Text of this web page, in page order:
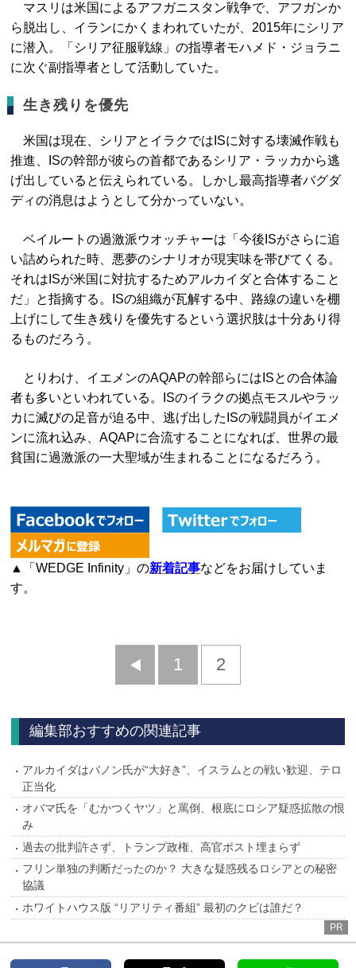
マスリは米国によるアフガニスタン戦争で、アフガンか
ら脱出し、イランにかくまわれていたが、2015年にシリア
に潜入。「シリア征服戦線」の指導者モハメド・ジョラニ
に次ぐ副指導者として活動していた。
生き残りを優先
米国は現在、シリアとイラクではISに対する壊滅作戦も
推進、ISの幹部が彼らの首都であるシリア・ラッカから逃
げ出していると伝えられている。しかし最高指導者バグダ
ディの消息はようとして分かっていない。
ベイルートの過激派ウオッチャーは「今後ISがさらに追
い詰められた時、悪夢のシナリオが現実味を帯びてくる。
それはISが米国に対抗するためアルカイダと合体すること
だ」と指摘する。ISの組織が瓦解する中、路線の違いを棚
上げにして生き残りを優先するという選択肢は十分あり得
るものだろう。
とりわけ、イエメンのAQAPの幹部らにはISとの合体論
者も多いといわれている。ISのイラクの拠点モスルやラッ
カに滅びの足音が迫る中、逃げ出したISの戦闘員がイエメ
ンに流れ込み、AQAPに合流することになれば、世界の最
貧国に過激派の一大聖域が生まれることになるだろう。
▲「WEDGE Infinity」の新着記事などをお届けしていま
す。
前
1 2
編集部おすすめの関連記事
アルカイダはバノン氏が“大好き”、イスラムとの戦い歓迎、テロ
正当化
オバマ氏を「むかつくヤツ」と罵倒、根底にロシア疑惑拡散の恨
み
過去の批判許さず、トランプ政権、高官ポスト埋まらず
フリン単独の判断だったのか？ 大きな疑惑残るロシアとの秘密
協議
ホワイトハウス版 “リアリティ番組” 最初のクビは誰だ？
PR